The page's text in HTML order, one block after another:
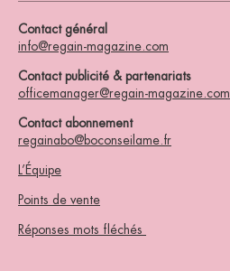
Contact général
info@regain-magazine.com
Contact publicité & partenariats
officemanager@regain-magazine.com
Contact abonnement
regainabo@boconseilame.fr
L’Équipe
Points de vente
Réponses mots fléchés